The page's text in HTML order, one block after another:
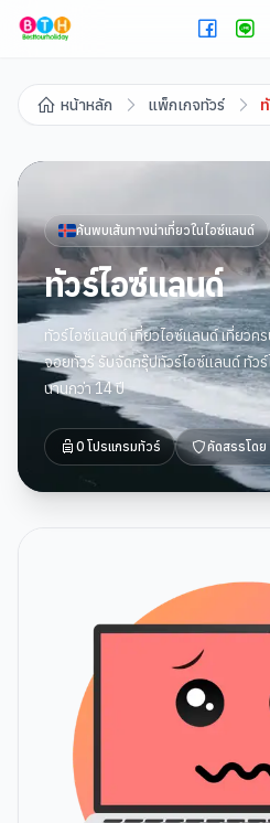
หน้าหลัก แพ็กเกจทัวร์
ค้นพบเส้นทางน่าเที่ยวในไอซ์แลนด์
ทัวร์ไอซ์แลนด์
ทัวร์ไอซ์แลนด์ เที่ยวไอซ์แลนด์ เที่ยวค
จอยทัวร์ รับจัดกรุ๊ปทัวร์ไอซ์แลนด์ ทัวร์
นานกว่า 14 ปี
0 โปรแกรมทัวร์ คัดสรรโดย